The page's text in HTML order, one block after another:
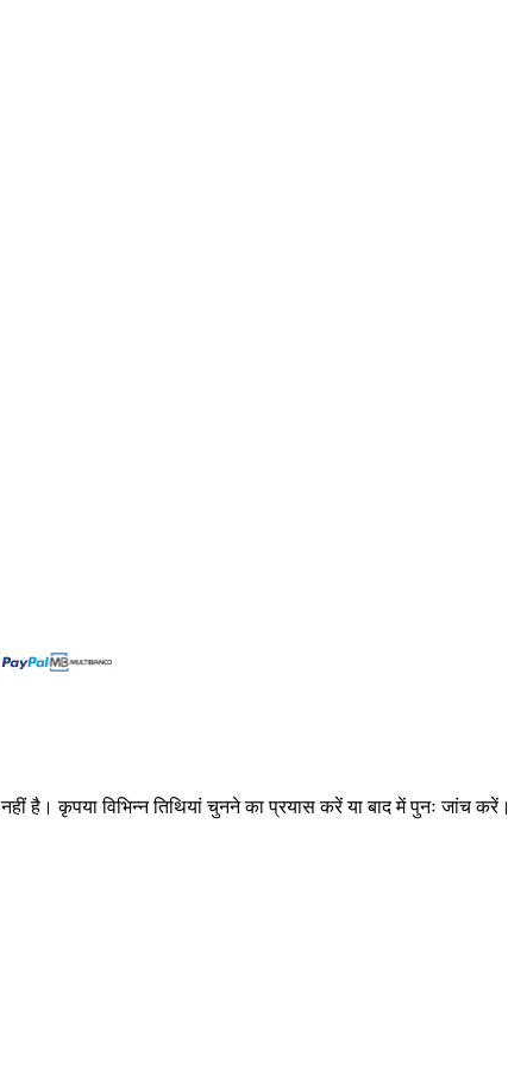
है। कृपया विभिन्न तिथियां चुनने का प्रयास करें या बाद में पुनः जांच करें।